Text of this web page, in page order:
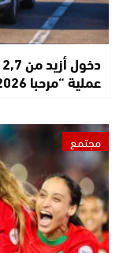
عملية “مرحبا 2026”
مجتمع